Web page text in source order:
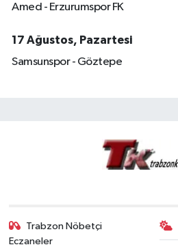
Amed - Erzurumspor FK
17 Ağustos, Pazartesi
Samsunspor - Göztepe
Trabzon Nöbetçi
Eczaneler